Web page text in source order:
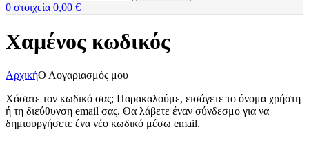
0 στοιχεία 0,00 €
Χαμένος κωδικός
ΑρχικήΟ Λογαριασμός μου
Χάσατε τον κωδικό σας; Παρακαλούμε, εισάγετε το όνομα χρήστη
ή τη διεύθυνση email σας. Θα λάβετε έναν σύνδεσμο για να
δημιουργήσετε ένα νέο κωδικό μέσω email.